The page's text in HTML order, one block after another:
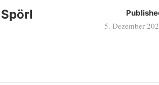
5. Dezember